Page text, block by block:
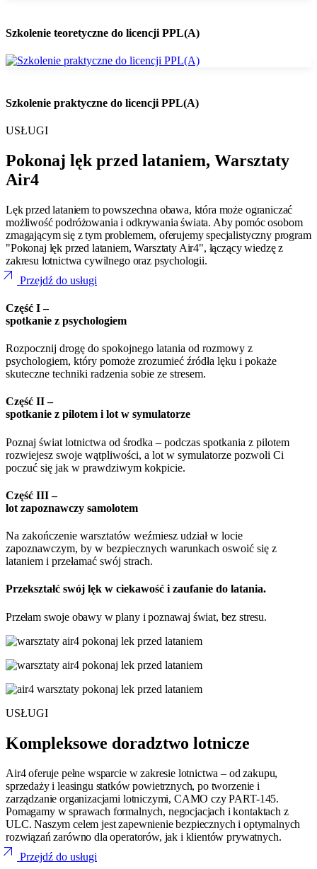
Szkolenie teoretyczne do licencji PPL(A)
Szkolenie praktyczne do licencji PPL(A)
USŁUGI
Pokonaj lęk przed lataniem, Warsztaty
Air4
​Lęk przed lataniem to powszechna obawa, która może ograniczać
możliwość podróżowania i odkrywania świata. Aby pomóc osobom
zmagającym się z tym problemem, oferujemy specjalistyczny program
"Pokonaj lęk przed lataniem, Warsztaty Air4", łączący wiedzę z
zakresu lotnictwa cywilnego oraz psychologii.
arrow_outward Przejdź do usługi
Część I –
spotkanie z psychologiem
Rozpocznij drogę do spokojnego latania od rozmowy z
psychologiem, który pomoże zrozumieć źródła lęku i pokaże
skuteczne techniki radzenia sobie ze stresem.
Część II –
spotkanie z pilotem i lot w symulatorze
Poznaj świat lotnictwa od środka – podczas spotkania z pilotem
rozwiejesz swoje wątpliwości, a lot w symulatorze pozwoli Ci
poczuć się jak w prawdziwym kokpicie.
Część III –
lot zapoznawczy samolotem
Na zakończenie warsztatów weźmiesz udział w locie
zapoznawczym, by w bezpiecznych warunkach oswoić się z
lataniem i przełamać swój strach.
Przekształć swój lęk w ciekawość i zaufanie do latania.
Przełam swoje obawy w plany i poznawaj świat, bez stresu.
USŁUGI
Kompleksowe doradztwo lotnicze
Air4 oferuje pełne wsparcie w zakresie lotnictwa – od zakupu,
sprzedaży i leasingu statków powietrznych, po tworzenie i
zarządzanie organizacjami lotniczymi, CAMO czy PART-145.
Pomagamy w sprawach formalnych, negocjacjach i kontaktach z
ULC. Naszym celem jest zapewnienie bezpiecznych i optymalnych
rozwiązań zarówno dla operatorów, jak i klientów prywatnych.
arrow_outward Przejdź do usługi